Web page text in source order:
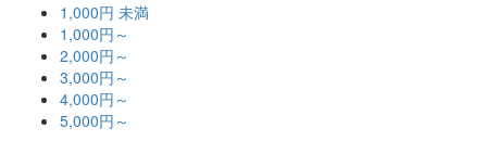
1,000円 未満
1,000円～
2,000円～
3,000円～
4,000円～
5,000円～